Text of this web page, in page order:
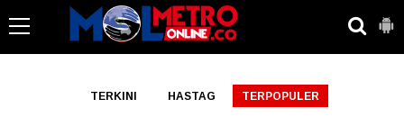
TERKINI HASTAG TERPOPULER